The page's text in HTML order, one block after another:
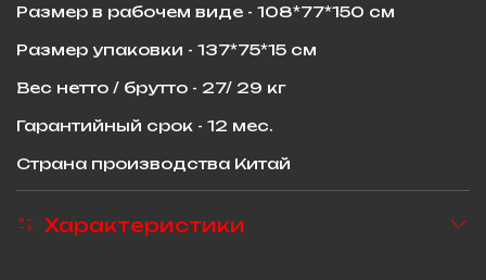
Размер в рабочем виде - 108*77*150 см
Размер упаковки - 137*75*15 см
Вес нетто / брутто - 27/ 29 кг
Гарантийный срок - 12 мес.
Страна производства Китай
Характеристики